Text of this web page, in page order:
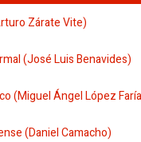
Zárate Vite)
(José Luis Benavides)
(Miguel Ángel López
(Daniel Camacho)